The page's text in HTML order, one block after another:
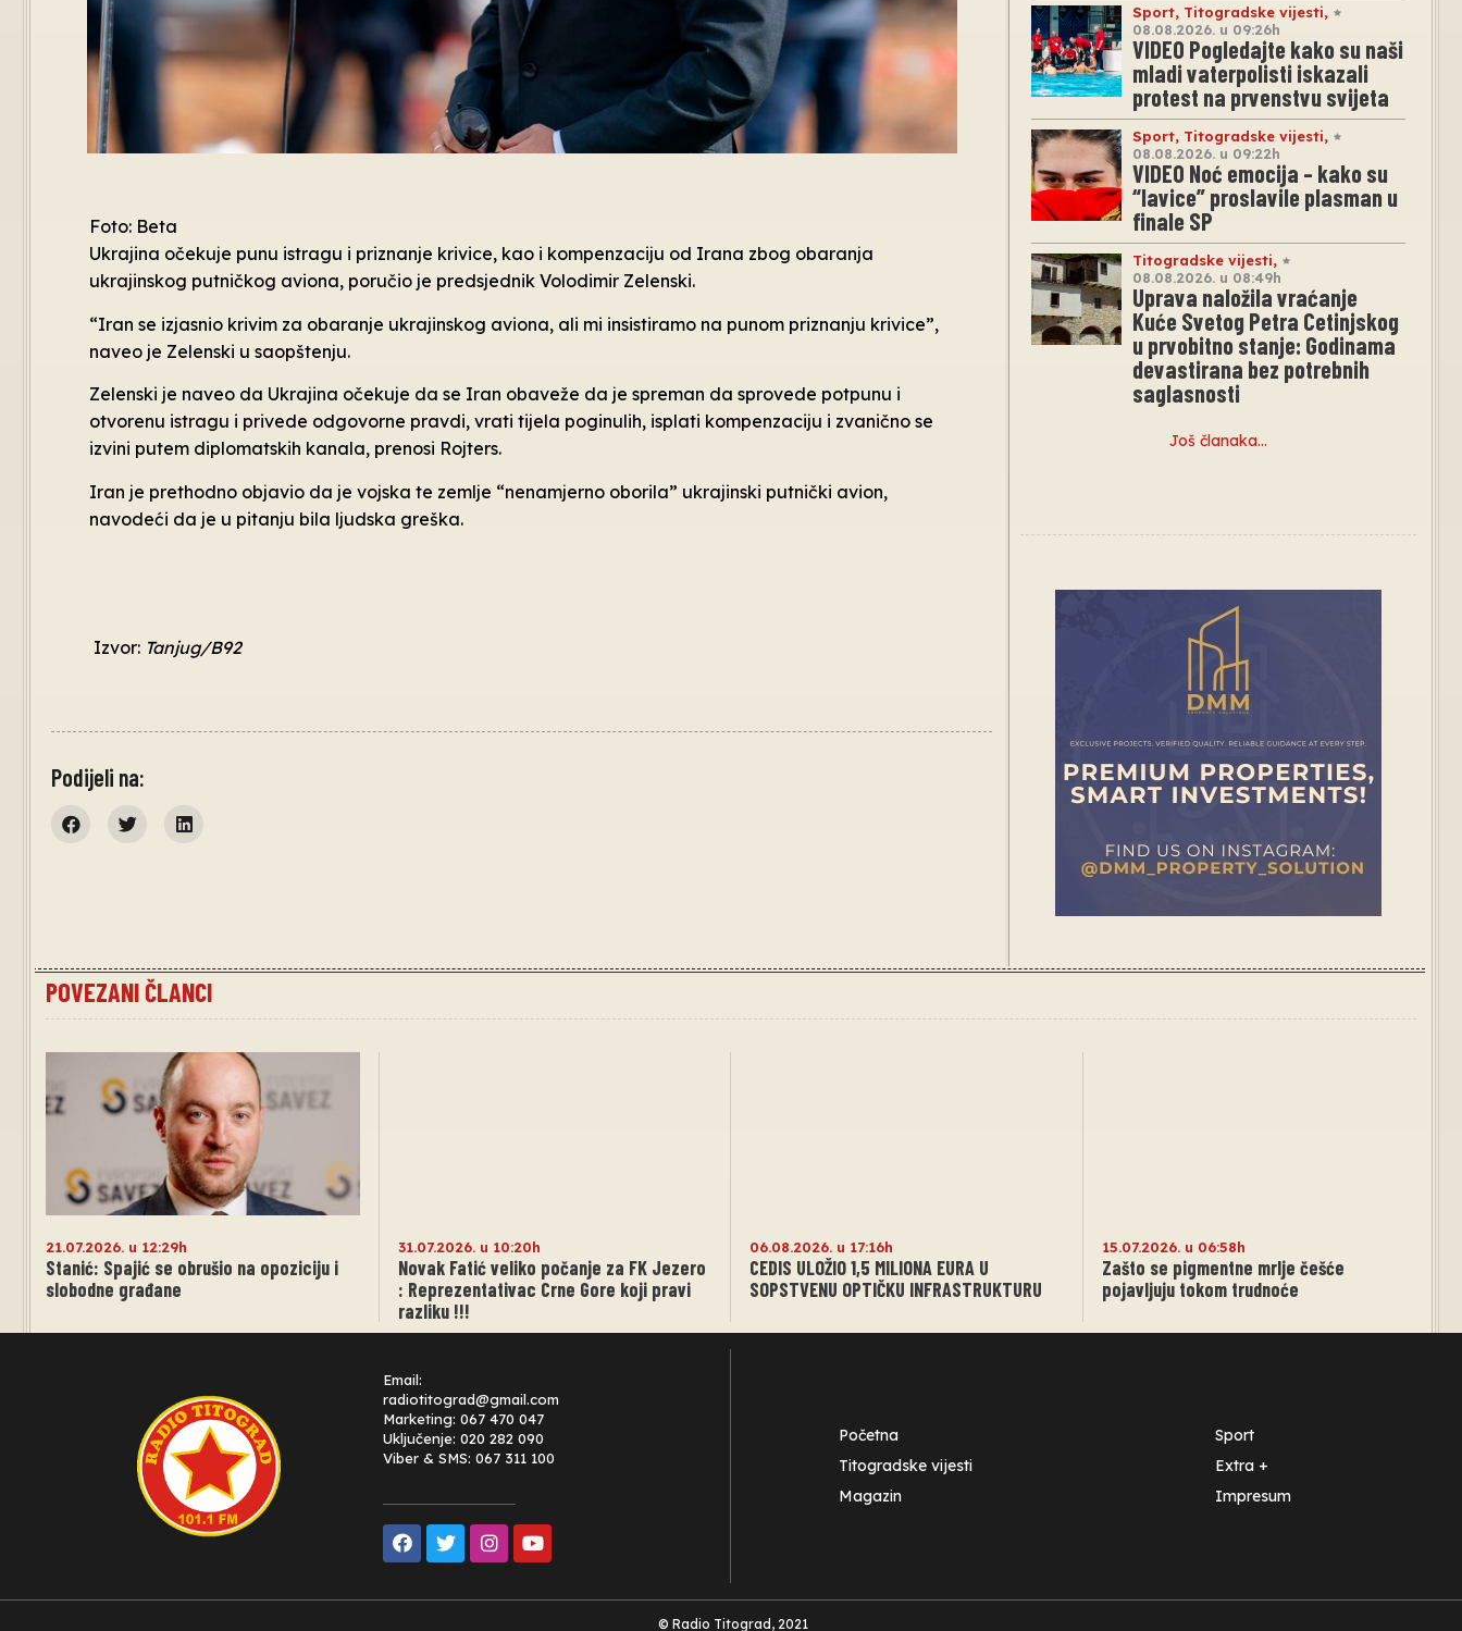
Foto: Beta
Ukrajina očekuje punu istragu i priznanje krivice, kao i kompenzaciju od Irana zbog obaranja
ukrajinskog putničkog aviona, poručio je predsjednik Volodimir Zelenski.
“Iran se izjasnio krivim za obaranje ukrajinskog aviona, ali mi insistiramo na punom priznanju krivice”,
naveo je Zelenski u saopštenju.
Zelenski je naveo da Ukrajina očekuje da se Iran obaveže da je spreman da sprovede potpunu i
otvorenu istragu i privede odgovorne pravdi, vrati tijela poginulih, isplati kompenzaciju i zvanično se
izvini putem diplomatskih kanala, prenosi Rojters.
Iran je prethodno objavio da je vojska te zemlje “nenamjerno oborila” ukrajinski putnički avion,
navodeći da je u pitanju bila ljudska greška.
Izvor: Tanjug/B92
Podijeli na:
Sport, Titogradske vijesti,
08.08.2026. u 09:26h
VIDEO Pogledajte kako su naši
mladi vaterpolisti iskazali
protest na prvenstvu svijeta
Sport, Titogradske vijesti,
08.08.2026. u 09:22h
VIDEO Noć emocija – kako su
“lavice” proslavile plasman u
finale SP
Titogradske vijesti,
08.08.2026. u 08:49h
Uprava naložila vraćanje
Kuće Svetog Petra Cetinjskog
u prvobitno stanje: Godinama
devastirana bez potrebnih
saglasnosti
Još članaka…
POVEZANI ČLANCI
21.07.2026. u 12:29h
Stanić: Spajić se obrušio na opoziciju i
slobodne građane
31.07.2026. u 10:20h
Novak Fatić veliko počanje za FK Jezero
: Reprezentativac Crne Gore koji pravi
razliku !!!
06.08.2026. u 17:16h
CEDIS ULOŽIO 1,5 MILIONA EURA U
SOPSTVENU OPTIČKU INFRASTRUKTURU
15.07.2026. u 06:58h
Zašto se pigmentne mrlje češće
pojavljuju tokom trudnoće
Email:
radiotitograd@gmail.com
Marketing: 067 470 047
Uključenje: 020 282 090
Viber & SMS: 067 311 100
Početna
Titogradske vijesti
Magazin
Sport
Extra +
Impresum
© Radio Titograd, 2021